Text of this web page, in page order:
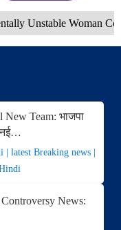
Unstable Woman
New Team: भाजपा
नई…
latest Breaking news |
News: